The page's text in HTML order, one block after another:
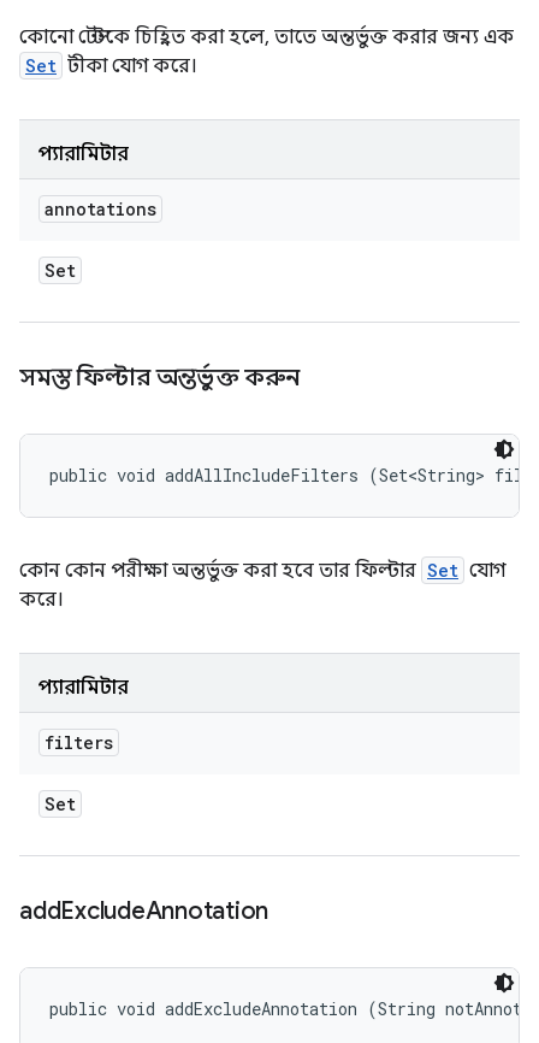
কোনো টেস্টকে চিহ্নিত করা হলে, তাতে অন্তর্ভুক্ত করার জন্য এক
Set টীকা যোগ করে।
প্যারামিটার
annotations
Set
সমস্ত ফিল্টার অন্তর্ভুক্ত করুন
public void addAllIncludeFilters (Set<String>
কোন কোন পরীক্ষা অন্তর্ভুক্ত করা হবে তার ফিল্টার Set যোগ
করে।
প্যারামিটার
filters
Set
addExcludeAnnotation
public void addExcludeAnnotation (String